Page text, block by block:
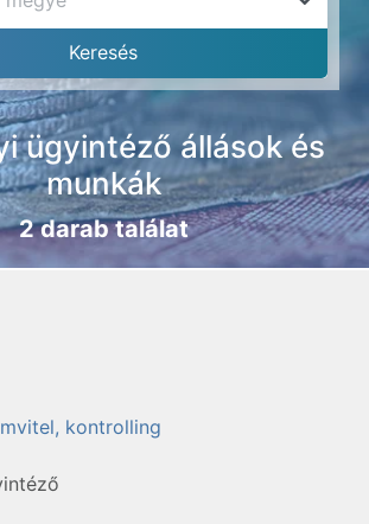
ügyintéző állások és
munkák
2 darab találat
kontrolling